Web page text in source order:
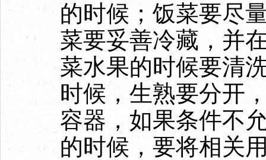
的时候；饭菜要尽
菜要妥善冷藏，并
菜水果的时候要清
时候，生熟要分开
容器，如果条件不
的时候，要将相关